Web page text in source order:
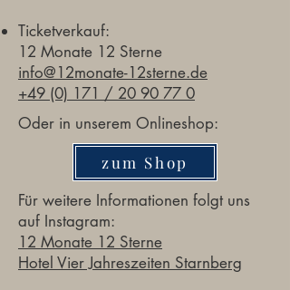
Ticketverkauf:
12 Monate 12 Sterne
info@12monate-12sterne.de
+49 (0) 171 / 20 90 77 0
Oder in unserem Onlineshop:
zum Shop
Für weitere Informationen folgt uns
auf Instagram:
12 Monate 12 Sterne
Hotel Vier Jahreszeiten Starnberg